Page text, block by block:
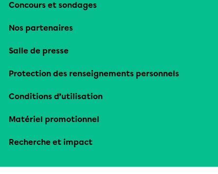
Concours et sondages
Nos partenaires
Salle de presse
Protection des renseignements personnels
Conditions d’utilisation
Matériel promotionnel
Recherche et impact